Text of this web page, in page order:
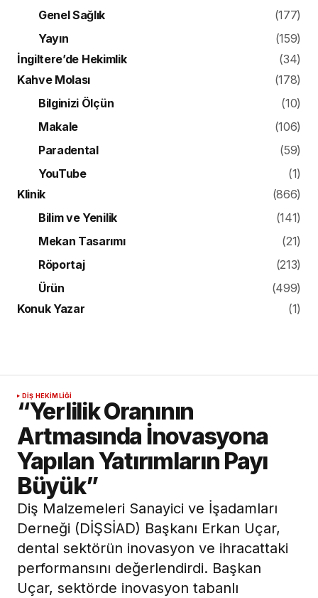
Genel Sağlık
(177)
Yayın
(159)
İngiltere’de Hekimlik
(34)
Kahve Molası
(178)
Bilginizi Ölçün
(10)
Makale
(106)
Paradental
(59)
YouTube
(1)
Klinik
(866)
Bilim ve Yenilik
(141)
Mekan Tasarımı
(21)
Röportaj
(213)
Ürün
(499)
Konuk Yazar
(1)
DIŞ HEKIMLIĞI
“Yerlilik Oranının
Artmasında İnovasyona
Yapılan Yatırımların Payı
Büyük”
Diş Malzemeleri Sanayici ve İşadamları
Derneği (DİŞSİAD) Başkanı Erkan Uçar,
dental sektörün inovasyon ve ihracattaki
performansını değerlendirdi. Başkan
Uçar, sektörde inovasyon tabanlı